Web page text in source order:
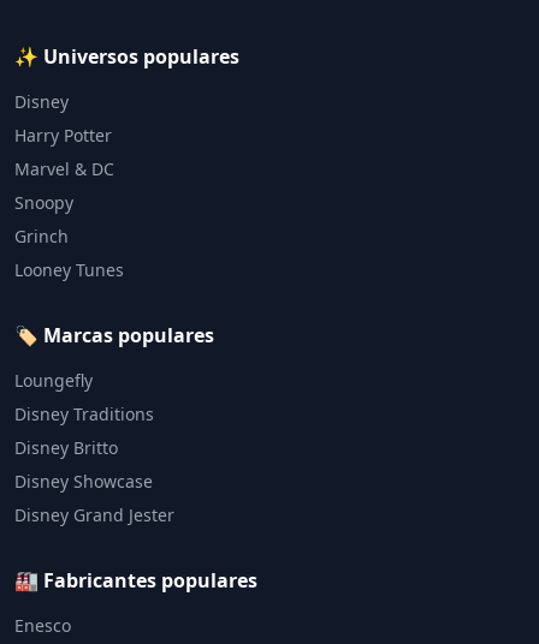
✨ Universos populares
Disney
Harry Potter
Marvel & DC
Snoopy
Grinch
Looney Tunes
🏷️ Marcas populares
Loungefly
Disney Traditions
Disney Britto
Disney Showcase
Disney Grand Jester
🏭 Fabricantes populares
Enesco